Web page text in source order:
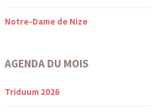
Notre-Dame de Nize
AGENDA DU MOIS
Triduum 2026